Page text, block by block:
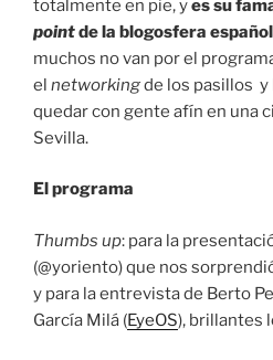
totalmente en pie, yes su
pointde la blogosfera
muchos no van por el
el networkingde los pasillos y
quedar con gente afín en una
Sevilla.
El programa
Thumbs up: para la
(@yoriento) que nos
y para la entrevista de Berto
García Milá (EyeOS), brillantes